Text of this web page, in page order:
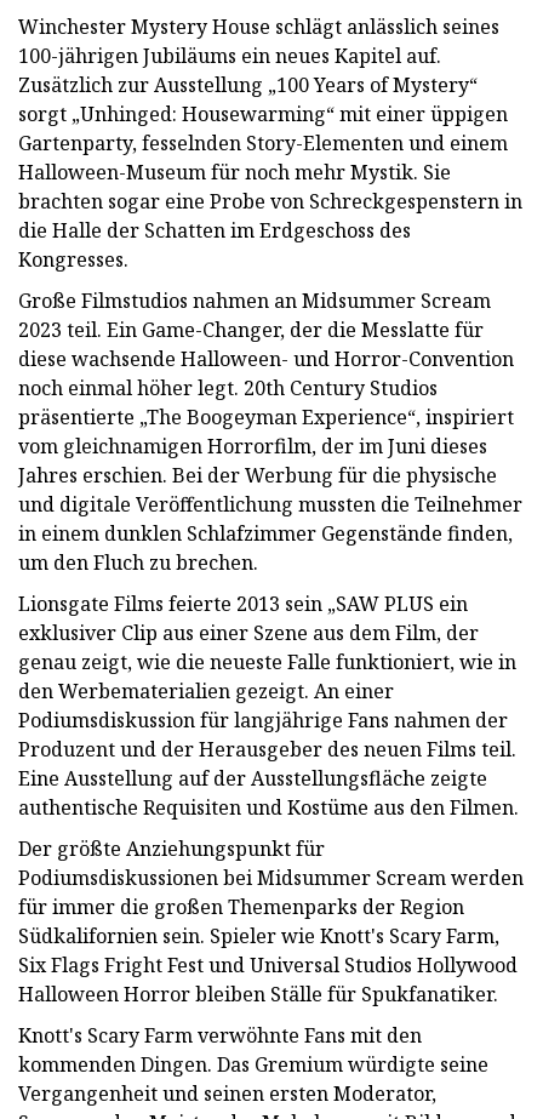
Winchester Mystery House schlägt anlässlich seines
100-jährigen Jubiläums ein neues Kapitel auf.
Zusätzlich zur Ausstellung „100 Years of Mystery“
sorgt „Unhinged: Housewarming“ mit einer üppigen
Gartenparty, fesselnden Story-Elementen und einem
Halloween-Museum für noch mehr Mystik. Sie
brachten sogar eine Probe von Schreckgespenstern in
die Halle der Schatten im Erdgeschoss des
Kongresses.
Große Filmstudios nahmen an Midsummer Scream
2023 teil. Ein Game-Changer, der die Messlatte für
diese wachsende Halloween- und Horror-Convention
noch einmal höher legt. 20th Century Studios
präsentierte „The Boogeyman Experience“, inspiriert
vom gleichnamigen Horrorfilm, der im Juni dieses
Jahres erschien. Bei der Werbung für die physische
und digitale Veröffentlichung mussten die Teilnehmer
in einem dunklen Schlafzimmer Gegenstände finden,
um den Fluch zu brechen.
Lionsgate Films feierte 2013 sein „SAW PLUS ein
exklusiver Clip aus einer Szene aus dem Film, der
genau zeigt, wie die neueste Falle funktioniert, wie in
den Werbematerialien gezeigt. An einer
Podiumsdiskussion für langjährige Fans nahmen der
Produzent und der Herausgeber des neuen Films teil.
Eine Ausstellung auf der Ausstellungsfläche zeigte
authentische Requisiten und Kostüme aus den Filmen.
Der größte Anziehungspunkt für
Podiumsdiskussionen bei Midsummer Scream werden
für immer die großen Themenparks der Region
Südkalifornien sein. Spieler wie Knott's Scary Farm,
Six Flags Fright Fest und Universal Studios Hollywood
Halloween Horror bleiben Ställe für Spukfanatiker.
Knott's Scary Farm verwöhnte Fans mit den
kommenden Dingen. Das Gremium würdigte seine
Vergangenheit und seinen ersten Moderator,